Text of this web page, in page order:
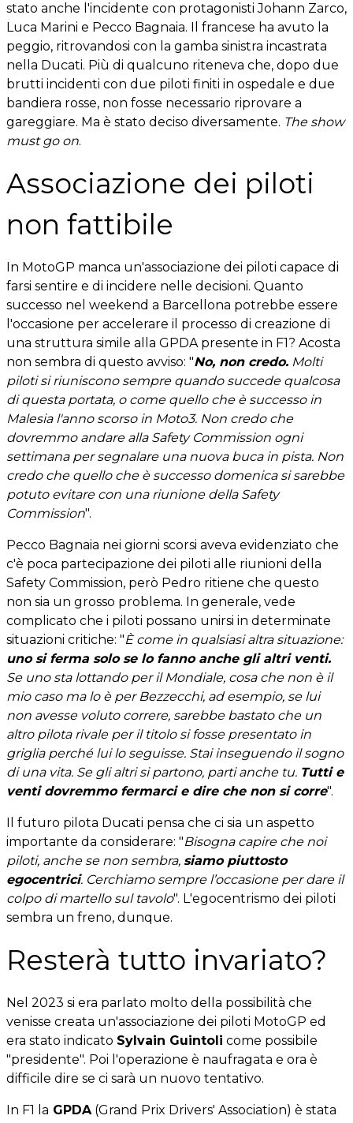
stato anche l'incidente con protagonisti Johann Zarco,
Luca Marini e Pecco Bagnaia. Il francese ha avuto la
peggio, ritrovandosi con la gamba sinistra incastrata
nella Ducati. Più di qualcuno riteneva che, dopo due
brutti incidenti con due piloti finiti in ospedale e due
bandiera rosse, non fosse necessario riprovare a
gareggiare. Ma è stato deciso diversamente. The show
must go on.
Associazione dei piloti
non fattibile
In MotoGP manca un'associazione dei piloti capace di
farsi sentire e di incidere nelle decisioni. Quanto
successo nel weekend a Barcellona potrebbe essere
l'occasione per accelerare il processo di creazione di
una struttura simile alla GPDA presente in F1? Acosta
non sembra di questo avviso: "No, non credo. Molti
piloti si riuniscono sempre quando succede qualcosa
di questa portata, o come quello che è successo in
Malesia l'anno scorso in Moto3. Non credo che
dovremmo andare alla Safety Commission ogni
settimana per segnalare una nuova buca in pista. Non
credo che quello che è successo domenica si sarebbe
potuto evitare con una riunione della Safety
Commission".
Pecco Bagnaia nei giorni scorsi aveva evidenziato che
c'è poca partecipazione dei piloti alle riunioni della
Safety Commission, però Pedro ritiene che questo
non sia un grosso problema. In generale, vede
complicato che i piloti possano unirsi in determinate
situazioni critiche: "È come in qualsiasi altra situazione:
uno si ferma solo se lo fanno anche gli altri venti.
Se uno sta lottando per il Mondiale, cosa che non è il
mio caso ma lo è per Bezzecchi, ad esempio, se lui
non avesse voluto correre, sarebbe bastato che un
altro pilota rivale per il titolo si fosse presentato in
griglia perché lui lo seguisse. Stai inseguendo il sogno
di una vita. Se gli altri si partono, parti anche tu. Tutti e
venti dovremmo fermarci e dire che non si corre".
Il futuro pilota Ducati pensa che ci sia un aspetto
importante da considerare: "Bisogna capire che noi
piloti, anche se non sembra, siamo piuttosto
egocentrici. Cerchiamo sempre l’occasione per dare il
colpo di martello sul tavolo". L'egocentrismo dei piloti
sembra un freno, dunque.
Resterà tutto invariato?
Nel 2023 si era parlato molto della possibilità che
venisse creata un'associazione dei piloti MotoGP ed
era stato indicato Sylvain Guintoli come possibile
"presidente". Poi l'operazione è naufragata e ora è
difficile dire se ci sarà un nuovo tentativo.
In F1 la GPDA(Grand Prix Drivers' Association) è stata